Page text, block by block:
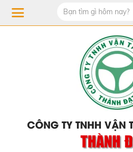
CÔNG TY TNHH VẬN
THÀNH